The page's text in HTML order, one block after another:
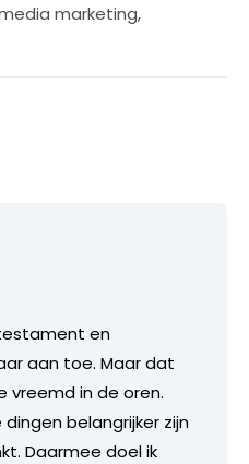
marketing,
en
aan toe. Maar dat
vreemd in de oren.
belangrijker zijn
Daarmee doel ik